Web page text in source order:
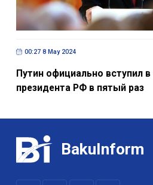
00:27 8 May 2024
Путин официально вступил
президента РФ в пятый раз
BakuInform